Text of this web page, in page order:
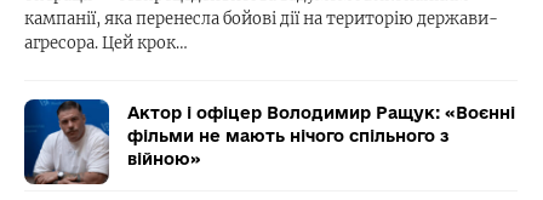
кампанії, яка перенесла бойові дії на територію держави-
агресора. Цей крок…
Актор і офіцер Володимир Ращук: «Воєнні
фільми не мають нічого спільного з
війною»